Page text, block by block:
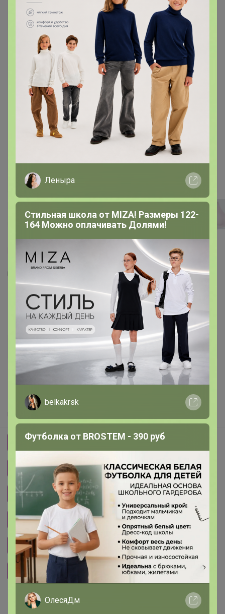
100% оригинал
1 18
Бесшовный бюстгальтер AIRism с мягкой
поддержкой и фиксированной чашкой
1 852,62р Орг.
407,58р
Доставка
≈ 83,33р
7 участников считают, что
Размерная сетка
150/80/xs (рекомендуется aa65 aa70)
155/85/s (рекомендуется a65 b65 c65 a70)
160/90/м (рекомендуется d65 b70 c70 d70 a75 b75)
165/95/l(рекомендуется e70 c75 d75 e75 b80 c80)
170/100/xl (рекомендуется d80 e80 f80 b85 c85 d85)
175/105/xxl (рекомендуется e85 f85 b90 c90 d90)
Цвет
Леныра
Стильная школа от MIZA! Размеры 122-
164 Можно оплачивать Долями!
belkakrsk
Футболка от BROSTEM - 390 руб
ОлесяДм